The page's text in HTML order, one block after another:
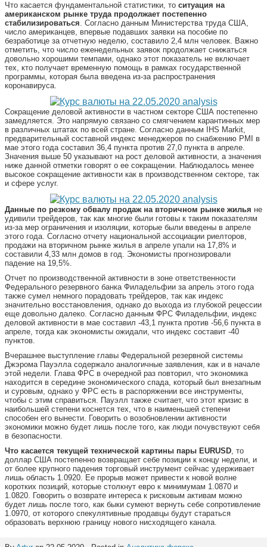
Что касается фундаментальной статистики, то ситуация на
американском рынке труда продолжает постепенно
стабилизироваться. Согласно данным Министерства труда США,
число американцев, впервые подавших заявки на пособие по
безработице за отчетную неделю, составило 2,4 млн человек. Важно
отметить, что число еженедельных заявок продолжает снижаться
довольно хорошими темпами, однако этот показатель не включает
тех, кто получает временную помощь в рамках государственной
программы, которая была введена из-за распространения
коронавируса.
Сокращение деловой активности в частном секторе США постепенно
замедляется. Это напрямую связано со смягчением карантинных мер
в различных штатах по всей стране. Согласно данным IHS Markit,
предварительный составной индекс менеджеров по снабжению PMI в
мае этого года составил 36,4 пункта против 27,0 пункта в апреле.
Значения выше 50 указывают на рост деловой активности, а значения
ниже данной отметки говорят о ее сокращении. Наблюдалось менее
высокое сокращение активности как в производственном секторе, так
и сфере услуг.
Данные по резкому обвалу продаж на вторичном рынке жилья не
удивили трейдеров, так как многие были готовы к таким показателям
из-за мер ограничения и изоляции, которые были введены в апреле
этого года. Согласно отчету национальной ассоциации риелторов,
продажи на вторичном рынке жилья в апреле упали на 17,8% и
составили 4,33 млн домов в год. Экономисты прогнозировали
падение на 19,5%.
Отчет по производственной активности в зоне ответственности
Федерального резервного банка Филадельфии за апрель этого года
также сумел немного порадовать трейдеров, так как индекс
значительно восстановления, однако до выхода из глубокой рецессии
еще довольно далеко. Согласно данным ФРС Филадельфии, индекс
деловой активности в мае составил -43,1 пункта против -56,6 пункта в
апреле, тогда как экономисты ожидали, что индекс составит -40
пунктов.
Вчерашнее выступление главы Федеральной резервной системы
Джэрома Пауэлла содержало аналогичные заявления, как и в начале
этой недели. Глава ФРС в очередной раз повторил, что экономика
находится в середине экономического спада, который был внезапным
и суровым, однако у ФРС есть в распоряжении все инструменты,
чтобы с этим справиться. Пауэлл также считает, что этот кризис в
наибольшей степени коснется тех, что в наименьшей степени
способен его вынести. Говорить о возобновлении активности
экономики можно будет лишь после того, как люди почувствуют себя
в безопасности.
Что касается текущей технической картины пары EURUSD, то
доллар США постепенно возвращает себе позиции к концу недели, и
от более крупного падения торговый инструмент сейчас удерживает
лишь область 1.0920. Ее прорыв может привести к новой волне
коротких позиций, которые столкнут евро к минимумам 1.0870 и
1.0820. Говорить о возврате интереса к рисковым активам можно
будет лишь после того, как быки сумеют вернуть себе сопротивление
1.0970, от которого спекулятивные продавцы будут стараться
образовать верхнюю границу нового нисходящего канала.